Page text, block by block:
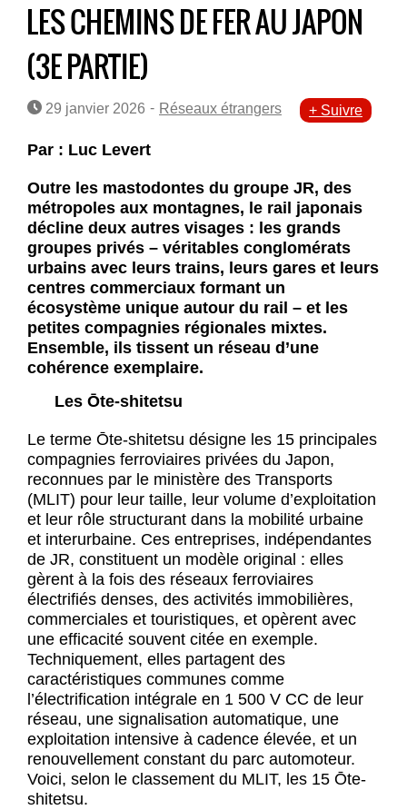
LES CHEMINS DE FER AU JAPON
(3E PARTIE)
29 janvier 2026 - Réseaux étrangers + Suivre
Par : Luc Levert
Outre les mastodontes du groupe JR, des
métropoles aux montagnes, le rail japonais
décline deux autres visages : les grands
groupes privés – véritables conglomérats
urbains avec leurs trains, leurs gares et leurs
centres commerciaux formant un
écosystème unique autour du rail – et les
petites compagnies régionales mixtes.
Ensemble, ils tissent un réseau d’une
cohérence exemplaire.
Les Ōte-shitetsu
Le terme Ōte-shitetsu désigne les 15 principales
compagnies ferroviaires privées du Japon,
reconnues par le ministère des Transports
(MLIT) pour leur taille, leur volume d’exploitation
et leur rôle structurant dans la mobilité urbaine
et interurbaine. Ces entreprises, indépendantes
de JR, constituent un modèle original : elles
gèrent à la fois des réseaux ferroviaires
électrifiés denses, des activités immobilières,
commerciales et touristiques, et opèrent avec
une efficacité souvent citée en exemple.
Techniquement, elles partagent des
caractéristiques communes comme
l’électrification intégrale en 1 500 V CC de leur
réseau, une signalisation automatique, une
exploitation intensive à cadence élevée, et un
renouvellement constant du parc automoteur.
Voici, selon le classement du MLIT, les 15 Ōte-
shitetsu.